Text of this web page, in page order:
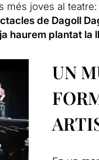
més joves al teatre:
de Dagoll
haurem plantat la
UN